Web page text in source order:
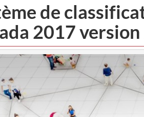
de
2017 version